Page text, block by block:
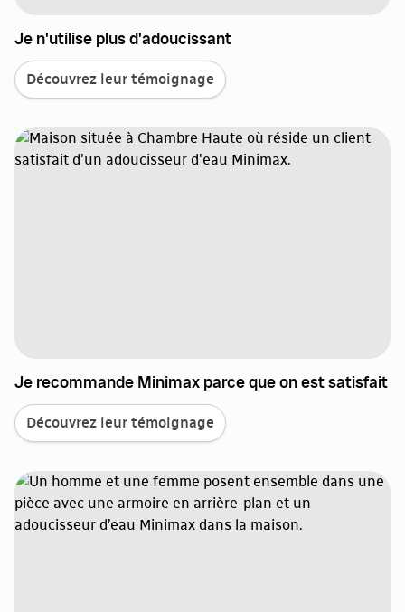
Je n'utilise plus d'adoucissant
Découvrez leur témoignage
Je recommande Minimax parce que on est satisfait
Découvrez leur témoignage